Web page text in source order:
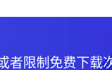
者限制免费下载